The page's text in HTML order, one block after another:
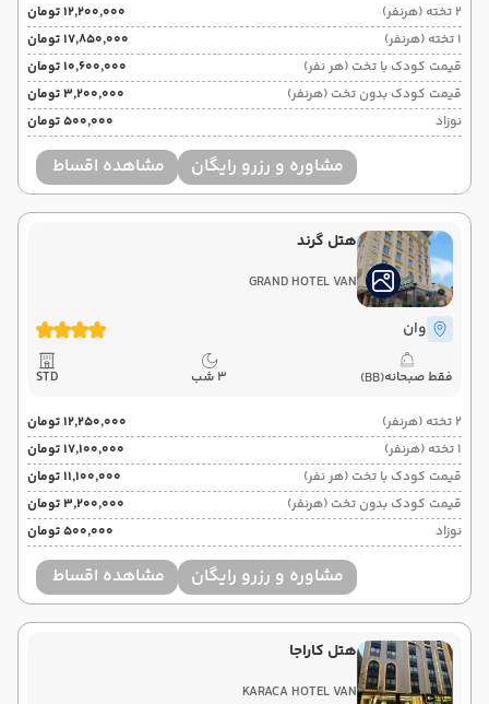
2 تخته (هرنفر)
۱۲٬۲۰۰٬۰۰۰ تومان
1 تخته (هرنفر)
۱۷٬۸۵۰٬۰۰۰ تومان
قیمت کودک با تخت (هر نفر)
۱۰٬۶۰۰٬۰۰۰ تومان
قیمت کودک بدون تخت (هرنفر)
۳٬۲۰۰٬۰۰۰ تومان
نوزاد
۵۰۰٬۰۰۰ تومان
مشاوره و رزرو رایگان مشاهده اقساط
هتل گرند
GRAND HOTEL VAN
وان
فقط صبحانه(BB) 3 شب STD
2 تخته (هرنفر)
۱۲٬۲۵۰٬۰۰۰ تومان
1 تخته (هرنفر)
۱۷٬۱۰۰٬۰۰۰ تومان
قیمت کودک با تخت (هر نفر)
۱۱٬۱۰۰٬۰۰۰ تومان
قیمت کودک بدون تخت (هرنفر)
۳٬۲۰۰٬۰۰۰ تومان
نوزاد
۵۰۰٬۰۰۰ تومان
مشاوره و رزرو رایگان مشاهده اقساط
هتل کاراجا
KARACA HOTEL VAN